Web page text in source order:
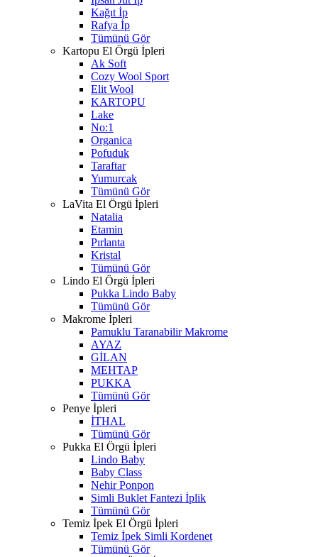
Kağıt İp
Rafya İp
Tümünü Gör
Kartopu El Örgü İpleri
Ak Soft
Cozy Wool Sport
Elit Wool
KARTOPU
Lake
No:1
Organica
Pofuduk
Taraftar
Yumurcak
Tümünü Gör
LaVita El Örgü İpleri
Natalia
Etamin
Pırlanta
Kristal
Tümünü Gör
Lindo El Örgü İpleri
Pukka Lindo Baby
Tümünü Gör
Makrome İpleri
Pamuklu Taranabilir Makrome
AYAZ
GİLAN
MEHTAP
PUKKA
Tümünü Gör
Penye İpleri
İTHAL
Tümünü Gör
Pukka El Örgü İpleri
Lindo Baby
Baby Class
Nehir Ponpon
Simli Buklet Fantezi İplik
Tümünü Gör
Temiz İpek El Örgü İpleri
Temiz İpek Simli Kordenet
Tümünü Gör